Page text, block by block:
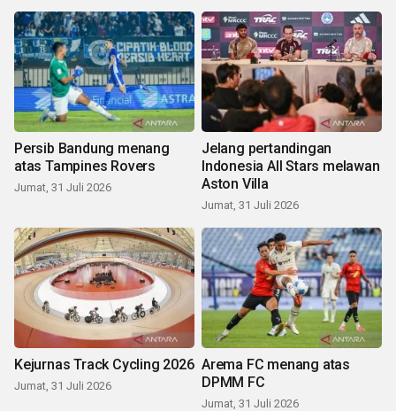
Persib Bandung menang
atas Tampines Rovers
Jumat, 31 Juli 2026
Jelang pertandingan
Indonesia All Stars melawan
Aston Villa
Jumat, 31 Juli 2026
Kejurnas Track Cycling 2026
Jumat, 31 Juli 2026
Arema FC menang atas
DPMM FC
Jumat, 31 Juli 2026